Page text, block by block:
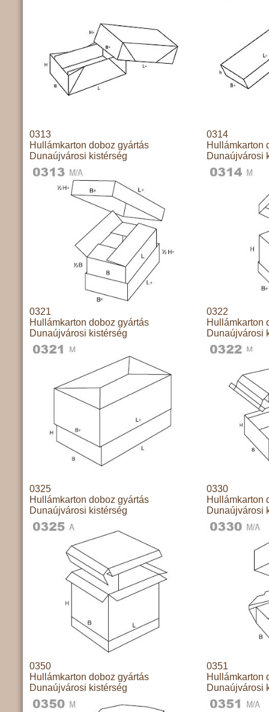
0313
Hullámkarton doboz gyártás
Dunaújvárosi kistérség
0314
Hullámkarton
Dunaújvárosi
0321
Hullámkarton doboz gyártás
Dunaújvárosi kistérség
0322
Hullámkarton
Dunaújvárosi
0325
Hullámkarton doboz gyártás
Dunaújvárosi kistérség
0330
Hullámkarton
Dunaújvárosi
0350
Hullámkarton doboz gyártás
Dunaújvárosi kistérség
0351
Hullámkarton
Dunaújvárosi